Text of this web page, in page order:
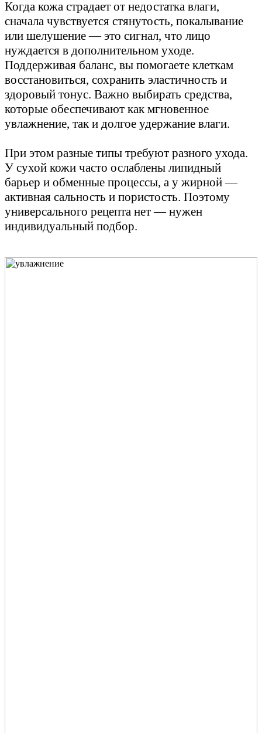
Когда кожа страдает от недостатка влаги,
сначала чувствуется стянутость, покалывание
или шелушение — это сигнал, что лицо
нуждается в дополнительном уходе.
Поддерживая баланс, вы помогаете клеткам
восстановиться, сохранить эластичность и
здоровый тонус. Важно выбирать средства,
которые обеспечивают как мгновенное
увлажнение, так и долгое удержание влаги.
При этом разные типы требуют разного ухода.
У сухой кожи часто ослаблены липидный
барьер и обменные процессы, а у жирной —
активная сальность и пористость. Поэтому
универсального рецепта нет — нужен
индивидуальный подбор.